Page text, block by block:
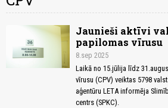
Jaunieši aktīvi
papilomas vīrusu
8.sep 2025
Laikā no 15.jūlija līdz
vīrusu (CPV) veiktas 5798
aģentūru LETA informēja
centrs (SPKC).